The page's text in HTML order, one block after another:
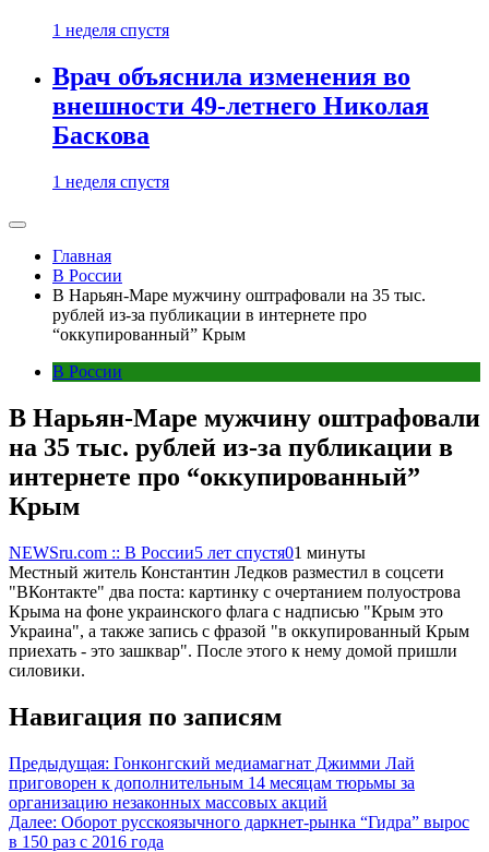
1 неделя спустя
Врач объяснила изменения во
внешности 49-летнего Николая
Баскова
1 неделя спустя
Главная
В России
В Нарьян-Маре мужчину оштрафовали на 35 тыс.
рублей из-за публикации в интернете про
“оккупированный” Крым
В России
В Нарьян-Маре мужчину оштрафовали
на 35 тыс. рублей из-за публикации в
интернете про “оккупированный”
Крым
NEWSru.com :: В России5 лет спустя01 минуты
Местный житель Константин Ледков разместил в соцсети
"ВКонтакте" два поста: картинку с очертанием полуострова
Крыма на фоне украинского флага с надписью "Крым это
Украина", а также запись с фразой "в оккупированный Крым
приехать - это зашквар". После этого к нему домой пришли
силовики.
Навигация по записям
Предыдущая: Гонконгский медиамагнат Джимми Лай
приговорен к дополнительным 14 месяцам тюрьмы за
организацию незаконных массовых акций
Далее: Оборот русскоязычного даркнет-рынка “Гидра” вырос
в 150 раз с 2016 года